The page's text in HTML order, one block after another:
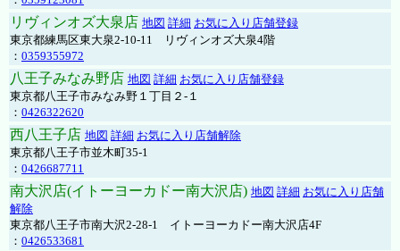
リヴィンオズ大泉店 地図 詳細 お気に入り店舗登録
東京都練馬区東大泉2-10-11 リヴィンオズ大泉4階
： 0359355972
八王子みなみ野店 地図 詳細 お気に入り店舗登録
東京都八王子市みなみ野１丁目２-１
： 0426322620
西八王子店 地図 詳細 お気に入り店舗解除
東京都八王子市並木町35-1
： 0426687711
南大沢店(イトーヨーカドー南大沢店) 地図 詳細 お気に入り店舗
解除
東京都八王子市南大沢2-28-1 イトーヨーカドー南大沢店4F
： 0426533681